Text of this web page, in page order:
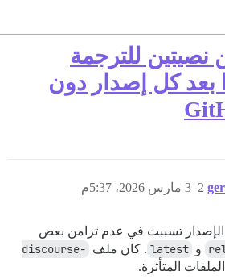
نصيتين للترجمة
بعد كل إصدار دون
3 مارس 2026، 5:37م 2
الإصدار تسببت في عدم تزامن بعض
و latest . كان ملف discourse-
المتأثرة.